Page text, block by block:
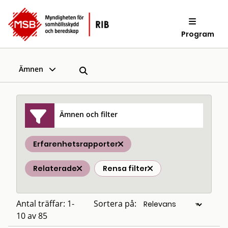
Program
Ämnen
Ämnen och filter
Erfarenhetsrapporter
Relaterade Rensa filter
Antal träffar: 1-
10 av 85
Sortera på: